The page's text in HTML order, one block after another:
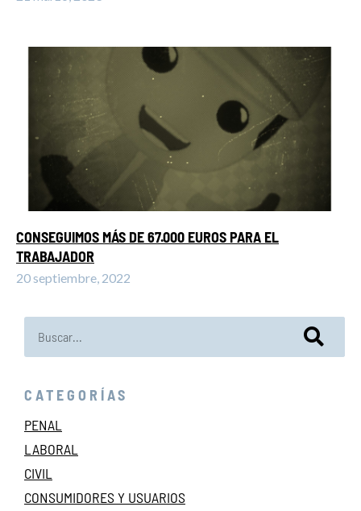
CONSEGUIMOS MÁS DE 67.000 EUROS PARA EL
TRABAJADOR
20 septiembre, 2022
CATEGORÍAS
PENAL
LABORAL
CIVIL
CONSUMIDORES Y USUARIOS